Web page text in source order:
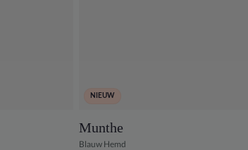
NIEUW
Munthe
Blauw Hemd